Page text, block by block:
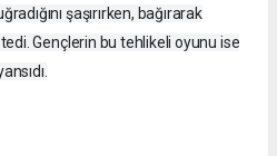
şaşırırken, bağırarak
Gençlerin bu tehlikeli oyunu ise